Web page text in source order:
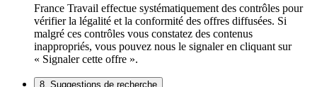
France Travail effectue systématiquement des contrôles pour
vérifier la légalité et la conformité des offres diffusées. Si
malgré ces contrôles vous constatez des contenus
inappropriés, vous pouvez nous le signaler en cliquant sur
« Signaler cette offre ».
8. Suggestions de recherche